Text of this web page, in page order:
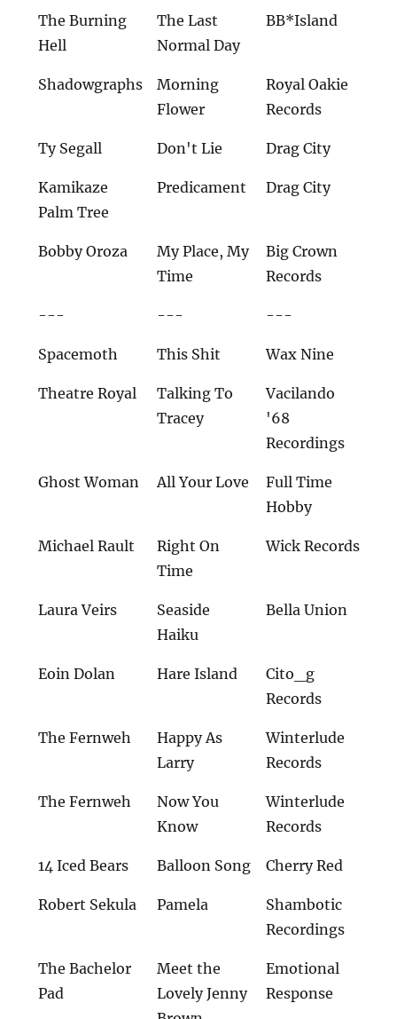
The Burning
Hell
The Last
Normal Day
BB*Island
Shadowgraphs
Morning
Flower
Royal Oakie
Records
Ty Segall Don't Lie Drag City
Kamikaze
Palm Tree
Predicament Drag City
Bobby Oroza
My Place, My
Time
Big Crown
Records
--- --- ---
Spacemoth This Shit Wax Nine
Theatre Royal
Talking To
Tracey
Vacilando
'68
Recordings
Ghost Woman All Your Love
Full Time
Hobby
Michael Rault
Right On
Time
Wick Records
Laura Veirs
Seaside
Haiku
Bella Union
Eoin Dolan Hare Island
Cito_g
Records
The Fernweh
Happy As
Larry
Winterlude
Records
The Fernweh
Now You
Know
Winterlude
Records
14 Iced Bears Balloon Song Cherry Red
Robert Sekula Pamela
Shambotic
Recordings
The Bachelor
Pad
Meet the
Lovely Jenny
Emotional
Response